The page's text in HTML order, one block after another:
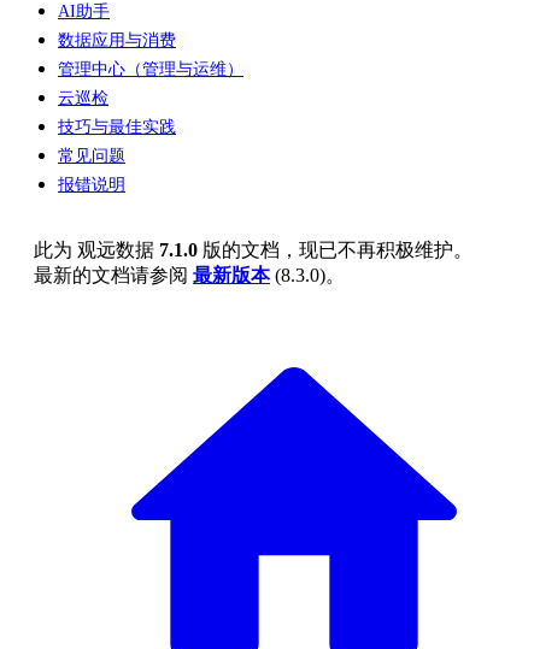
AI助手
数据应用与消费
管理中心（管理与运维）
云巡检
技巧与最佳实践
常见问题
报错说明
此为 观远数据 7.1.0 版的文档，现已不再积极维护。
最新的文档请参阅 最新版本(8.3.0)。